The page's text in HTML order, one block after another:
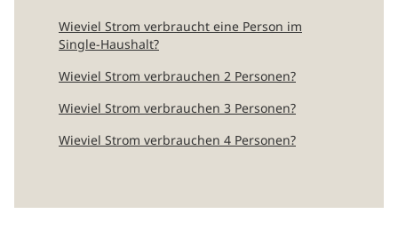
Wieviel Strom verbraucht eine Person im
Single-Haushalt?
Wieviel Strom verbrauchen 2 Personen?
Wieviel Strom verbrauchen 3 Personen?
Wieviel Strom verbrauchen 4 Personen?